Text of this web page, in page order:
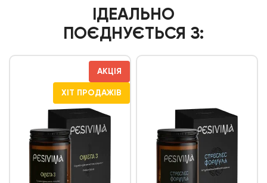
ІДЕАЛЬНО
ПОЄДНУЄТЬСЯ З:
АКЦІЯ
ХІТ ПРОДАЖІВ